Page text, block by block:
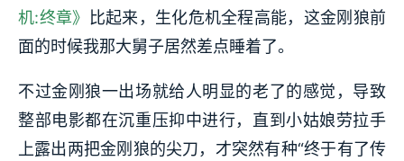
机:终章》 比起来，生化危机全程高能，这金刚狼前
面的时候我那大舅子居然差点睡着了。
不过金刚狼一出场就给人明显的老了的感觉，导致
整部电影都在沉重压抑中进行，直到小姑娘劳拉手
上露出两把金刚狼的尖刀，才突然有种“终于有了传